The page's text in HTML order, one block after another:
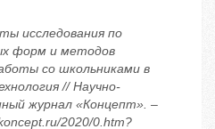
исследования по
форм и методов
со школьниками в
// Научно-
журнал «Концепт». –
2020/0.htm?